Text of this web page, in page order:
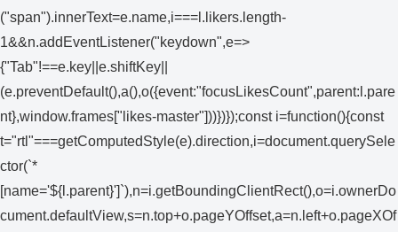
("span").innerText=e.name,i===l.likers.length-
1&&n.addEventListener("keydown",e=>
{"Tab"!==e.key||e.shiftKey||
(e.preventDefault(),a(),o({event:"focusLikesCount",parent:l.pare
nt},window.frames["likes-master"]))})});const i=function(){const
t="rtl"===getComputedStyle(e).direction,i=document.querySele
ctor(`*
[name='${l.parent}']`),n=i.getBoundingClientRect(),o=i.ownerDo
cument.defaultView,s=n.top+o.pageYOffset,a=n.left+o.pageXOf